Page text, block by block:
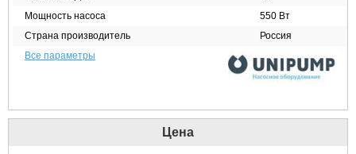
Мощность насоса
550 Вт
Страна производитель
Россия
Все параметры
Цена